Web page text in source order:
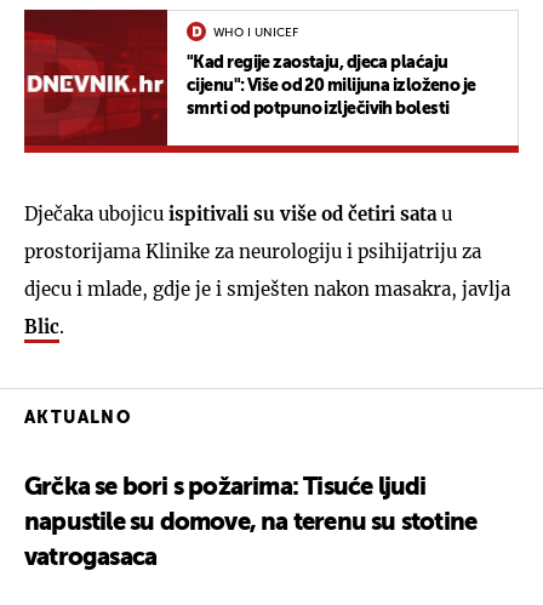
WHO I UNICEF
"Kad regije zaostaju, djeca plaćaju
cijenu": Više od 20 milijuna izloženo je
smrti od potpuno izlječivih bolesti
Dječaka ubojicu ispitivali su više od četiri satau
prostorijama Klinike za neurologiju i psihijatriju za
djecu i mlade, gdje je i smješten nakon masakra, javlja
Blic.
AKTUALNO
Grčka se bori s požarima: Tisuće ljudi
napustile su domove, na terenu su stotine
vatrogasaca